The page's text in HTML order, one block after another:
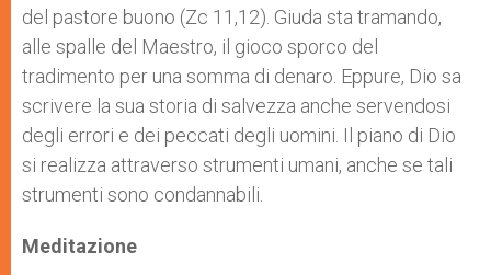
del pastore buono (Zc 11,12). Giuda sta tramando,
alle spalle del Maestro, il gioco sporco del
tradimento per una somma di denaro. Eppure, Dio sa
scrivere la sua storia di salvezza anche servendosi
degli errori e dei peccati degli uomini. Il piano di Dio
si realizza attraverso strumenti umani, anche se tali
strumenti sono condannabili.
Meditazione